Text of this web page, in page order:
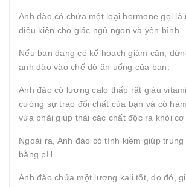
Anh đào có chứa một loại hormone gọi là
điều kiện cho giấc ngủ ngon và yên bình.
Nếu bạn đang có kế hoạch giảm cân,
anh đào vào chế độ ăn uống của bạn.
Anh đào có lượng calo thấp rất giàu
cường sự trao đổi chất của bạn và có
vừa phải giúp thải các chất độc ra khỏi cơ
Ngoài ra, Anh đào có tính kiềm giúp trung
bằng pH.
Anh đào chứa một lượng kali tốt, do đó,